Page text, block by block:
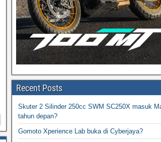
Recent Posts
Skuter 2 Silinder 250cc SWM SC250X masuk
tahun depan?
Gomoto Xperience Lab buka di Cyberjaya?